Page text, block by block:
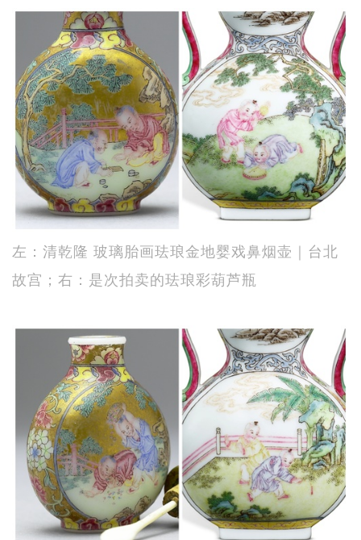
左：清乾隆 玻璃胎画珐琅金地婴戏鼻烟壶｜台北
故宫；右：是次拍卖的珐琅彩葫芦瓶